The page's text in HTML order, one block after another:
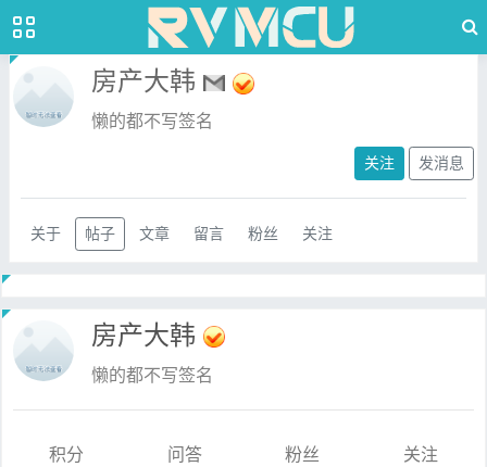
房产大韩
懒的都不写签名
关注 发消息
关于 帖子 文章 留言 粉丝 关注
房产大韩
懒的都不写签名
积分
问答
粉丝
关注